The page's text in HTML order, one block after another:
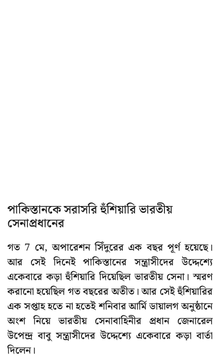
পাকিস্তানকে সরাসরি হুঁশিয়ারি ভারতীয়
সেনাপ্রধানের
গত 7 মে, অপারেশন সিঁদুরের এক বছর পূর্ণ হয়েছে।
আর সেই দিনেই পাকিস্তানের সন্ত্রাসীদের উদ্দেশ্যে
একেবারে কড়া হুঁশিয়ারি দিয়েছিল ভারতীয় সেনা। স্মরণ
করানো হয়েছিল গত বছরের অতীত। আর সেই হুঁশিয়ারির
এক সপ্তাহ হতে না হতেই শনিবার আর্মি ডায়ালগ অনুষ্ঠানে
অংশ নিয়ে ভারতীয় সেনাবাহিনীর প্রধান জেনারেল
উপেন্দ্র বাবু সন্ত্রাসীদের উদ্দেশ্যে একেবারে কড়া বার্তা
দিলেন।